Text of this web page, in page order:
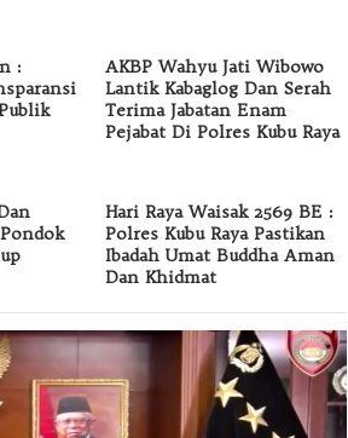
:
AKBP Wahyu Jati Wibowo
Lantik Kabaglog Dan Serah
Terima Jabatan Enam
Pejabat Di Polres Kubu Raya
Hari Raya Waisak 2569 BE :
Polres Kubu Raya Pastikan
Ibadah Umat Buddha Aman
Dan Khidmat